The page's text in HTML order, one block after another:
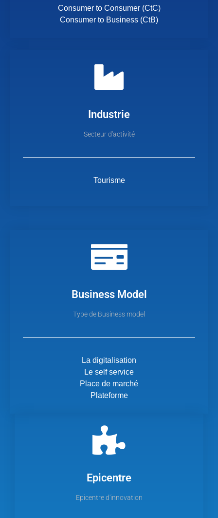
Consumer to Consumer (CtC)
Consumer to Business (CtB)
Industrie
Secteur d'activité
Tourisme
Business Model
Type de Business model
La digitalisation
Le self service
Place de marché
Plateforme
Epicentre
Epicentre d'innovation